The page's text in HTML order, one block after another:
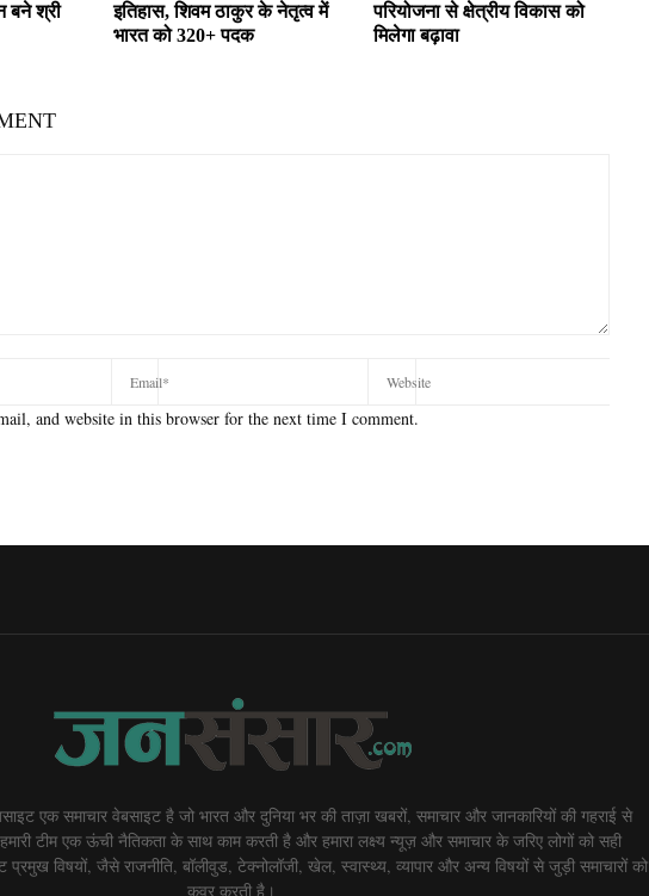
बने श्री
इतिहास, शिवम ठाकुर के नेतृत्व में
भारत को 320+ पदक
परियोजना से क्षेत्रीय विकास को
मिलेगा बढ़ावा
and website in this browser for the next time I comment.
एक समाचार वेबसाइट है जो भारत और दुनिया भर की ताज़ा खबरों, समाचार और जानकारियों की गहराई से
टीम एक ऊंची नैतिकता के साथ काम करती है और हमारा लक्ष्य न्यूज़ और समाचार के जरिए लोगों को सही
प्रमुख विषयों, जैसे राजनीति, बॉलीवुड, टेक्नोलॉजी, खेल, स्वास्थ्य, व्यापार और अन्य विषयों से जुड़ी समाचारों को
कवर करती है।